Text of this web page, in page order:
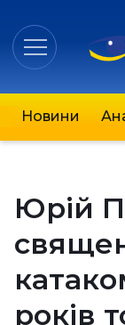
Новини
Юрій
років